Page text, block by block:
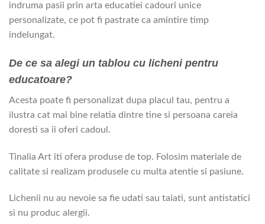
indruma pasii prin arta educatiei cadouri unice
personalizate, ce pot fi pastrate ca amintire timp
indelungat.
De ce sa alegi un tablou cu licheni pentru
educatoare?
Acesta poate fi personalizat dupa placul tau, pentru a
ilustra cat mai bine relatia dintre tine si persoana careia
doresti sa ii oferi cadoul.
Tinalia Art iti ofera produse de top. Folosim materiale de
calitate si realizam produsele cu multa atentie si pasiune.
Lichenii nu au nevoie sa fie udati sau taiati, sunt antistatici
si nu produc alergii.